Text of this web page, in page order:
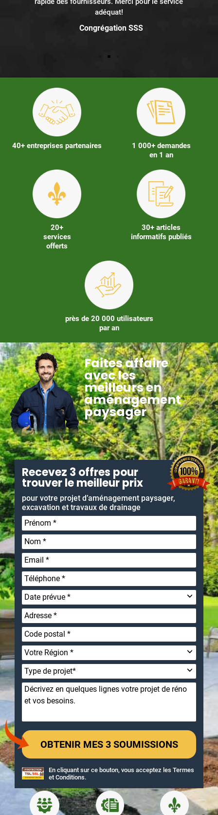
adéquat!
Congrégation SSS
40+ entreprises partenaires
1 000+ demandes
en 1 an
20+
services
offerts
30+ articles
informatifs publiés
près de 20 000 utilisateurs
par an
Faites affaire
avec les
meilleurs en
aménagement
paysager
Recevez 3 offres pour
trouver le meilleur prix
pour votre projet d’aménagement paysager,
excavation et travaux de drainage
En cliquant sur ce bouton, vous acceptez les Termes
et Conditions.